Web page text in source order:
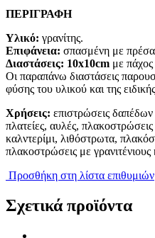
ΠΕΡΙΓΡΑΦΗ
Υλικό: γρανίτης.
Επιφάνεια: σπασμένη με
Διαστάσεις: 10x10cm με πάχος
Οι παραπάνω διαστάσεις
φύσης του υλικού και της
Χρήσεις: επιστρώσεις
πλατείες, αυλές,
καλντερίμι, λιθόστρωτα,
πλακοστρώσεις με γρανιτένιους
Προσθήκη στη λίστα επιθυμιών
Σχετικά προϊόντα